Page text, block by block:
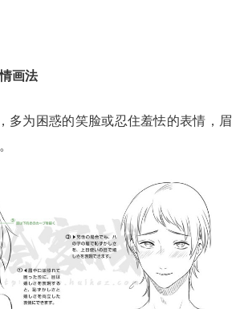
画法
多为困惑的笑脸或忍住羞怯的表情，眉